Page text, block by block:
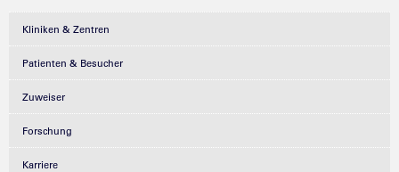
Kliniken & Zentren
Patienten & Besucher
Zuweiser
Forschung
Karriere